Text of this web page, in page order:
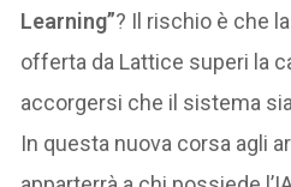
Learning”? Il rischio è che
offerta da Lattice superi la
accorgersi che il sistema
In questa nuova corsa agli